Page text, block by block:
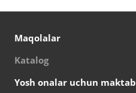
Maqolalar
Katalog
Yosh onalar uchun maktab